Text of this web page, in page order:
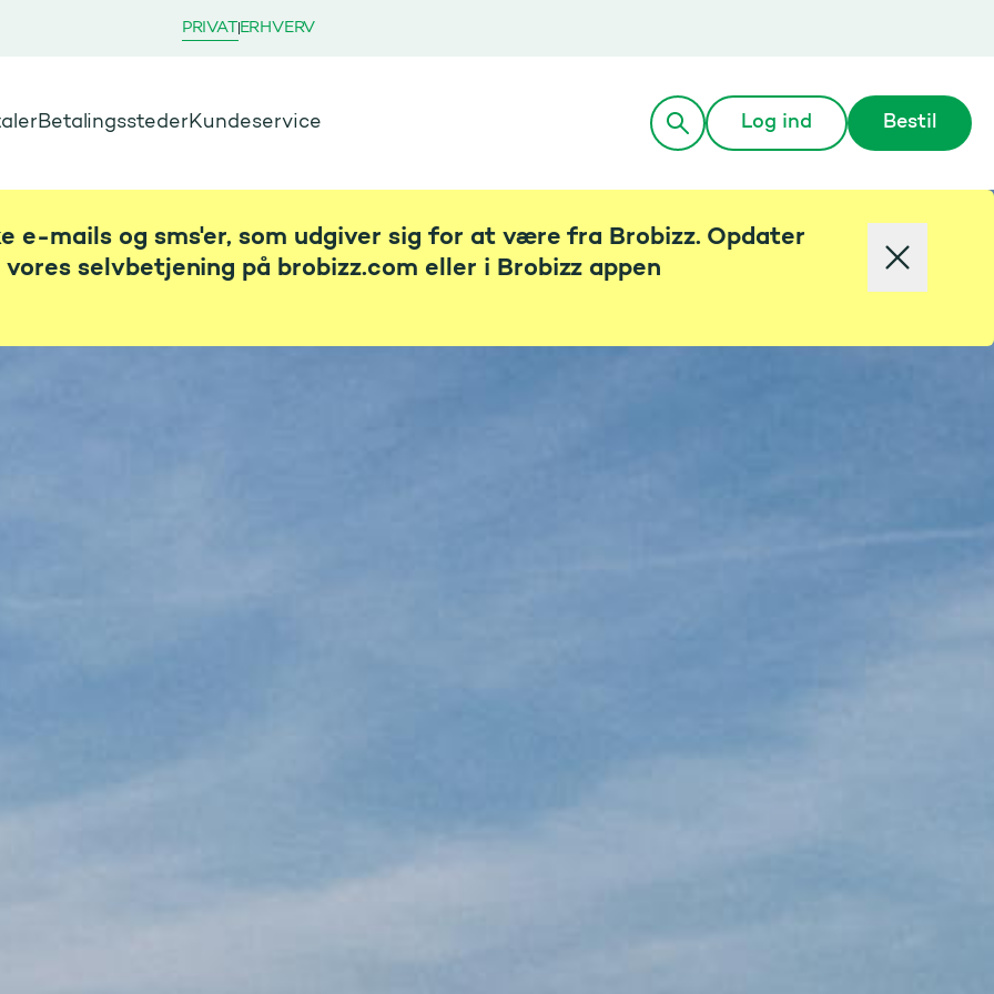
PRIVAT ERHVERV
Betalingssteder Kundeservice Log ind Bestil
e-mails og sms'er, som udgiver sig for at være fra Brobizz. Opdater
selvbetjening på brobizz.com eller i Brobizz appen